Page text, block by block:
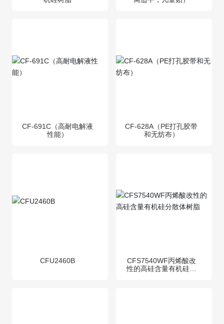
CF-691C（高耐电解液
性能）
CF-628A（PE打孔胶带
和无纺布）
CFU2460B
CFS7540WF丙烯酸改
性的高硅含量有机硅分